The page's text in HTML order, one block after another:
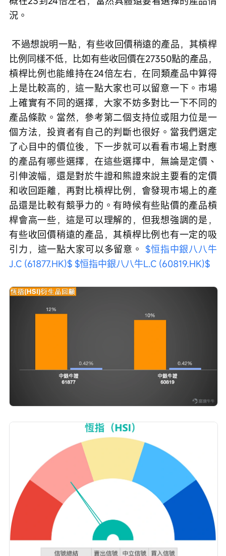
況。
比例同樣不低，比如有些收回價在27350點的產品，
槓桿比例也能維持在24倍左右，在同類產品中算得
上是比較高的，這一點大家也可以留意一下。市場
上確實有不同的選擇，大家不妨多對比一下不同的
產品條款。當然，參考第二個支持位或阻力位是一
個方法，投資者有自己的判斷也很好。當我們選定
了心目中的價位後，下一步就可以看看市場上對應
的產品有哪些選擇，在這些選擇中，無論是定價、
引伸波幅，還是對於牛證和熊證來說主要看的定價
和收回距離，再對比槓桿比例，會發現市場上的產
品還是比較有競爭力的。有時候有些貼價的產品槓
桿會高一些，這是可以理解的，但我想強調的是，
有些收回價稍遠的產品，其槓桿比例也有一定的吸
引力，這一點大家可以多留意。 $恒指中銀八八牛
J.C (61877.HK)$ $恒指中銀八八牛L.C (60819.HK)$